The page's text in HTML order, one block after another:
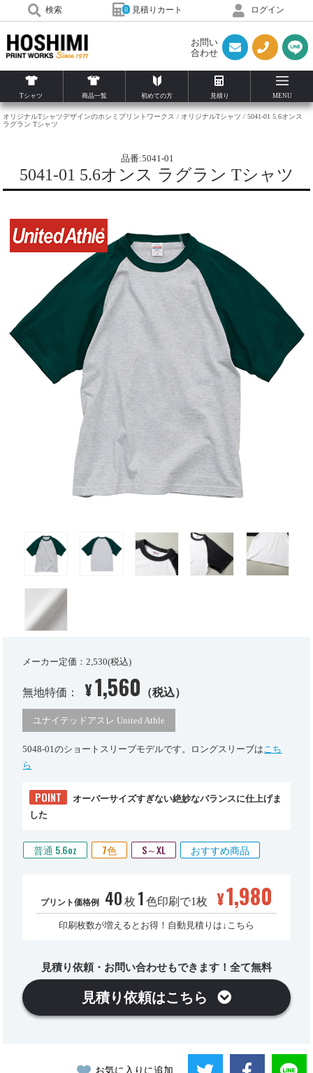
検索 0 見積りカート ログイン
お問い
合わせ
Tシャツ 商品一覧 初めての方 見積り MENU
オリジナルTシャツデザインのホシミプリントワークス オリジナルTシャツ
5041-01 5.6オンス
ラグラン Tシャツ
品番:5041-01
5041-01 5.6オンス ラグラン Tシャツ
メーカー定価：2,530(税込)
無地特価： ¥1,560 （税込）
ユナイテッドアスレ United Athle
5048-01のショートスリーブモデルです。ロングスリーブは こち
ら
POINT
オーバーサイズすぎない絶妙なバランスに仕上げま
した
普通 5.6oz 7色 S～XL おすすめ商品
プリント価格例 40 枚 1 色印刷で1枚 ¥1,980
印刷枚数が増えるとお得！自動見積りは↓こちら
見積り依頼・お問い合わせもできます！全て無料
見積り依頼はこちら
お気に入りに追加